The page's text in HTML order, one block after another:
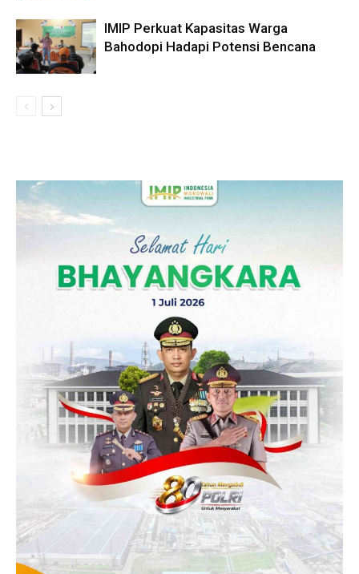
IMIP Perkuat Kapasitas Warga
Bahodopi Hadapi Potensi Bencana